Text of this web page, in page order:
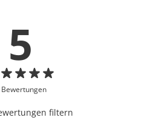
5
filtern